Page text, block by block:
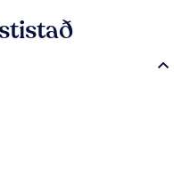
stöðin í 11 mínútna.